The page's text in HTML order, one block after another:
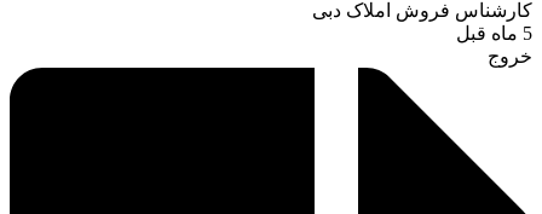
کارشناس فروش املاک دبی
5 ماه قبل
خروج